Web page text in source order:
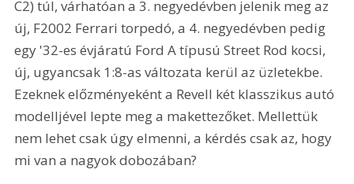
C2) túl, várhatóan a 3. negyedévben jelenik meg az
új, F2002 Ferrari torpedó, a 4. negyedévben pedig
egy '32-es évjáratú Ford A típusú Street Rod kocsi,
új, ugyancsak 1:8-as változata kerül az üzletekbe.
Ezeknek előzményeként a Revell két klasszikus autó
modelljével lepte meg a makettezőket. Mellettük
nem lehet csak úgy elmenni, a kérdés csak az, hogy
mi van a nagyok dobozában?